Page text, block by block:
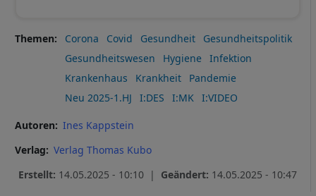
Themen Corona Covid Gesundheit
Gesundheitspolitik
Gesundheitswesen
Hygiene
Infektion
Krankenhaus
Krankheit
Pandemie
Neu 2025-1.HJ
I:DES I:MK I:VIDEO
Autoren
Ines Kappstein
Verlag
Verlag Thomas Kubo
Erstellt: 14.05.2025 - 10:10 | Geändert: 14.05.2025 - 10:47